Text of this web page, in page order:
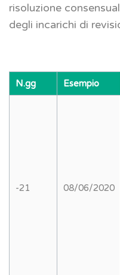
risoluzione
degli incarichi di
N.gg Esempio
-21 08/06/2020